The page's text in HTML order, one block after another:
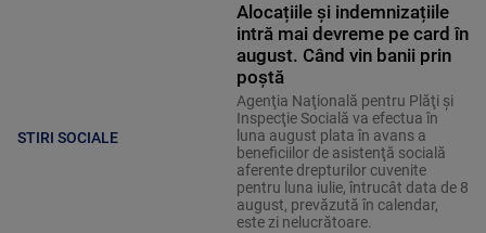
STIRI SOCIALE
Alocațiile și indemnizațiile
intră mai devreme pe card în
august. Când vin banii prin
poștă
Agenţia Naţională pentru Plăţi şi
Inspecţie Socială va efectua în
luna august plata în avans a
beneficiilor de asistenţă socială
aferente drepturilor cuvenite
pentru luna iulie, întrucât data de 8
august, prevăzută în calendar,
este zi nelucrătoare.